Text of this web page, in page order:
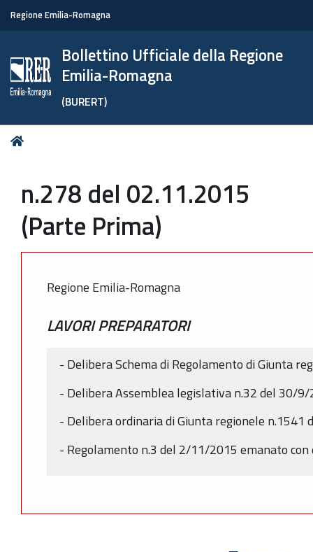
Regione Emilia-Romagna
Bollettino Ufficiale della Regione
Emilia-Romagna
(BURERT)
Tu
n.278 del 02.11.2015
(Parte Prima)
Regione Emilia-Romagna
LAVORI PREPARATORI
- Delibera Schema di Regolamento di Giunta
- Delibera Assemblea legislativa n.32 del 30/
- Delibera ordinaria di Giunta regionele
- Regolamento n.3 del 2/11/2015 emanato